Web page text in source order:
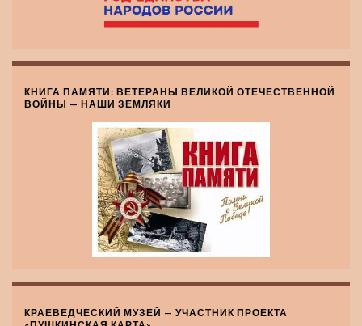
КНИГА ПАМЯТИ: ВЕТЕРАНЫ ВЕЛИКОЙ ОТЕЧЕСТВЕННОЙ
ВОЙНЫ — НАШИ ЗЕМЛЯКИ
КРАЕВЕДЧЕСКИЙ МУЗЕЙ — УЧАСТНИК ПРОЕКТА